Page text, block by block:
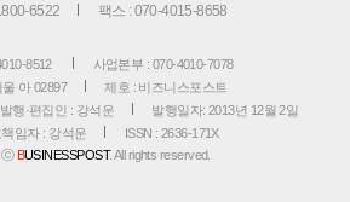
6522
팩스 : 070-4015-8658
8512
사업본부 : 070-4010-7078
아 02897
제호 : 비즈니스포스트
발행·편집인 : 강석운
발행일자: 2013년 12월 2일
임자 : 강석운
ISSN : 2636-171X
ⓒ BUSINESSPOST. All rights reserved.